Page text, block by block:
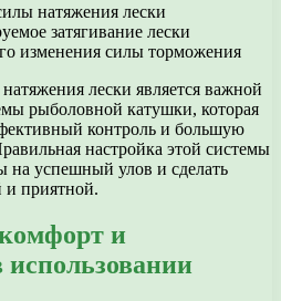
натяжения лески
затягивание лески
изменения силы торможения
лески является важной
рыболовной катушки, которая
контроль и большую
настройка этой системы
на успешный улов и сделать
и приятной.
и